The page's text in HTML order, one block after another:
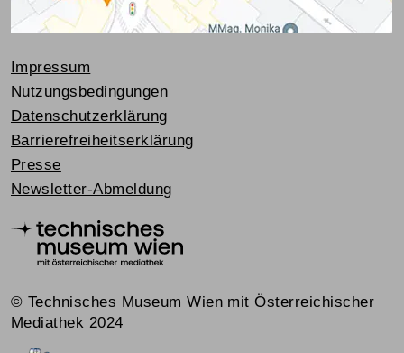
Impressum
Nutzungsbedingungen
Datenschutzerklärung
Barrierefreiheitserklärung
Presse
Newsletter-Abmeldung
© Technisches Museum Wien mit Österreichischer
Mediathek 2024